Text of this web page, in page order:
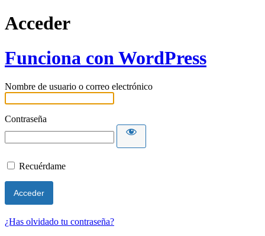
Acceder
Funciona con WordPress
Nombre de usuario o correo electrónico
Contraseña
Recuérdame
¿Has olvidado tu contraseña?